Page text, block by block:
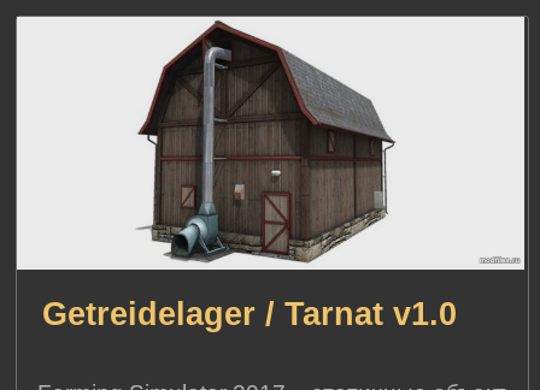
Getreidelager / Tarnat v1.0